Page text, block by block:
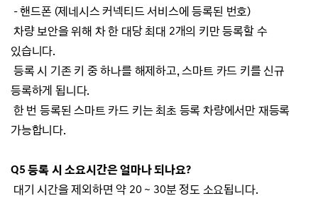
-핸드폰 (제네시스 커넥티드 서비스에 등록된 번호)
차량 보안을 위해 차 한 대당 최대 2개의 키만 등록할 수
있습니다.
등록 시 기존 키 중 하나를 해제하고, 스마트 카드 키를 신규
등록하게 됩니다.
한 번 등록된 스마트 카드 키는 최초 등록 차량에서만 재등록
가능합니다.
Q5 등록 시 소요시간은 얼마나 되나요?
대기 시간을 제외하면 약 20 ~ 30분 정도 소요됩니다.